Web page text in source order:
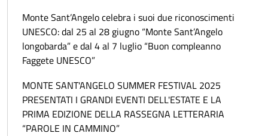
Monte Sant’Angelo celebra i suoi due riconoscimenti
UNESCO: dal 25 al 28 giugno “Monte Sant’Angelo
longobarda” e dal 4 al 7 luglio “Buon compleanno
Faggete UNESCO”
MONTE SANT'ANGELO SUMMER FESTIVAL 2025
PRESENTATI I GRANDI EVENTI DELL'ESTATE E LA
PRIMA EDIZIONE DELLA RASSEGNA LETTERARIA
“PAROLE IN CAMMINO”